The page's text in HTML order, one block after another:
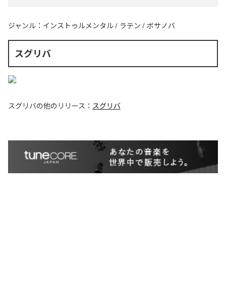
ジャンル： インストゥルメンタル / ラテン / ボサノバ
スグリバ
スグリバの他のリリース： スグリバ